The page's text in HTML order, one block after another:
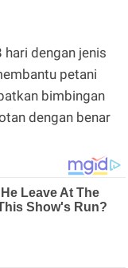
dengan jenis
petani
bimbingan
dengan benar